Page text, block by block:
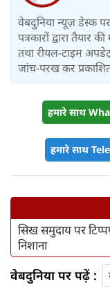
वेबदुनिया न्यूज़ डेस्क पर
पत्रकारों द्वारा तैयार
तथा रीयल-टाइम
जांच-परख कर
हमारे साथ
हमारे साथ
सिख समुदाय पर
निशाना
वेबदुनिया पर पढ़ें :